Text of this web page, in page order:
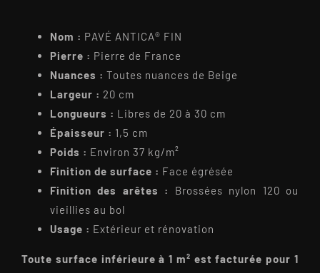
Nom : PAVÉ ANTICA® FIN
Pierre : Pierre de France
Nuances : Toutes nuances de Beige
Largeur : 20 cm
Longueurs : Libres de 20 à 30 cm
Épaisseur : 1,5 cm
Poids : Environ 37 kg/m²
Finition de surface : Face égrésée
Finition des arêtes :
Brossées nylon 120 ou
vieillies au bol
Usage : Extérieur et rénovation
Toute surface inférieure à 1 m² est facturée pour 1